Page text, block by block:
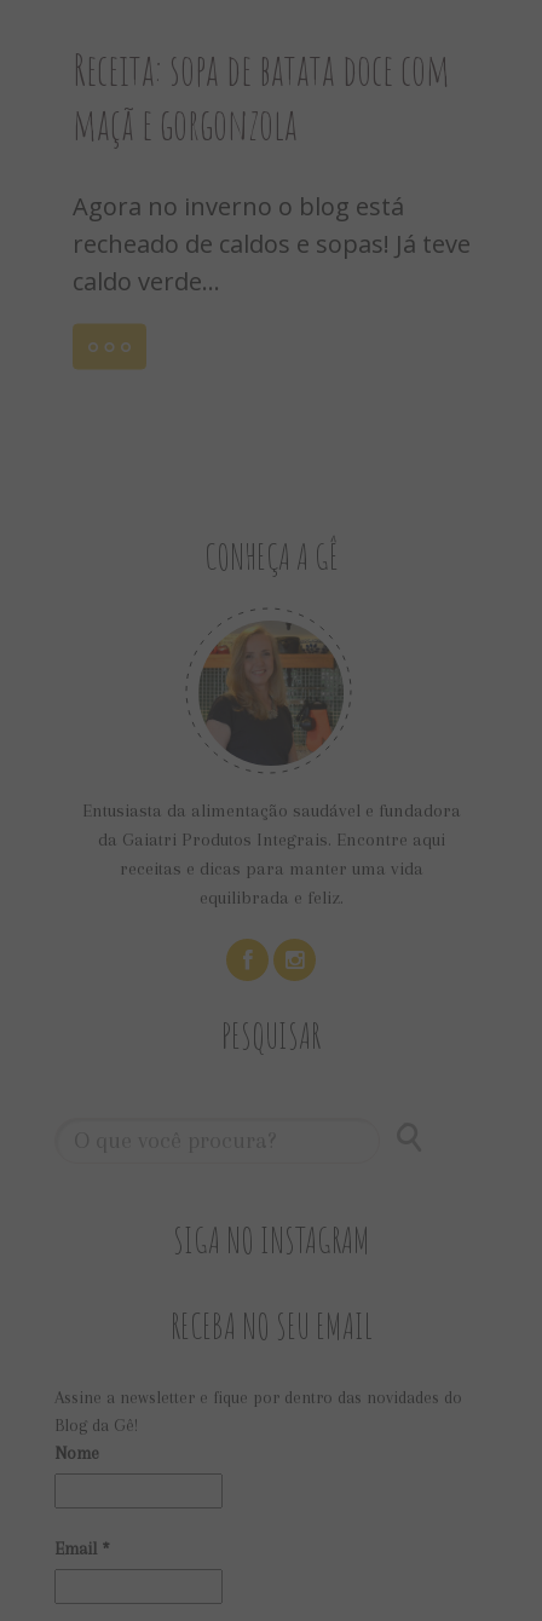
Receita: sopa de batata doce com
maçã e gorgonzola
Agora no inverno o blog está
recheado de caldos e sopas! Já teve
caldo verde...
CONHEÇA A GÊ
Entusiasta da alimentação saudável e fundadora
da Gaiatri Produtos Integrais. Encontre aqui
receitas e dicas para manter uma vida
equilibrada e feliz.
PESQUISAR
SIGA NO INSTAGRAM
RECEBA NO SEU EMAIL
Assine a newsletter e fique por dentro das novidades do
Blog da Gê!
Nome
Email *